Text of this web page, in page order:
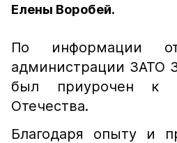
Елены Воробей.
По информации
администрации ЗАТО
был приурочен к
Отечества.
Благодаря опыту и